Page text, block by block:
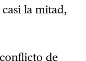
la mitad,
de